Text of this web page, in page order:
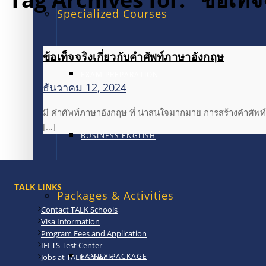
Specialized Courses
BUSINESS ENGLISH
Packages & Activities
FAMILY PACKAGE
ข้อเท็จจริงเกี่ยวกับคำศัพท์ภาษาอังกฤษ
ธันวาคม 12, 2024
มี คำศัพท์ภาษาอังกฤษ ที่ น่าสนใจมากมาย การสร้างคำศัพท์
[…]
TALK LINKS
Contact TALK Schools
Visa Information
Program Fees and Application
IELTS Test Center
Jobs at TALK Schools